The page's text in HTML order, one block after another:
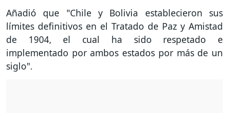
Añadió que "Chile y Bolivia establecieron sus
límites definitivos en el Tratado de Paz y Amistad
de 1904, el cual ha sido respetado e
implementado por ambos estados por más de un
siglo".